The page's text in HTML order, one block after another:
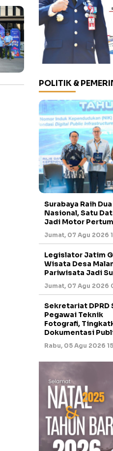
POLITIK &
Surabaya Raih
Nasional, Satu
Jadi Motor
Jumat, 07 Agu 2026
Legislator Jatim
Wisata Desa
Pariwisata Jadi
Jumat, 07 Agu 2026
Sekretariat DPRD
Pegawai Teknik
Fotografi,
Dokumentasi
Rabu, 05 Agu 2026